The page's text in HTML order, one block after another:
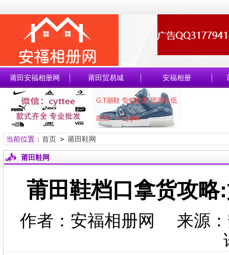
莆田安福相册网 莆田贸易城 安福相册
当前位置： 首页> 莆田鞋网
莆田鞋网
莆田鞋档口拿货攻
作者：安福相册网 来源